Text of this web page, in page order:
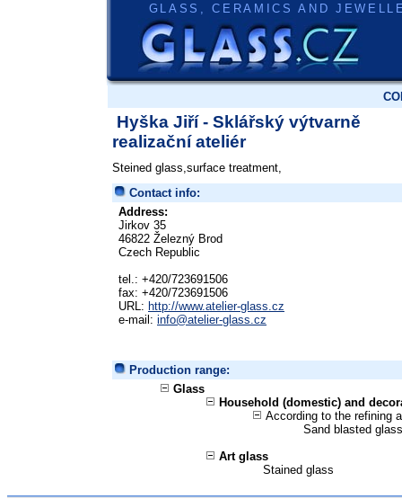
GLASS, CERAMICS AND
Hyška Jiří - Sklářský výtvarně
realizační ateliér
Steined glass,surface treatment,
Contact info:
Address:
Jirkov 35
46822 Železný Brod
Czech Republic
tel.: +420/723691506
fax: +420/723691506
URL: http://www.atelier-glass.cz
e-mail: info@atelier-glass.cz
Production range:
Glass
Household (domestic) and
According to the refining
Sand blasted glass
Art glass
Stained glass